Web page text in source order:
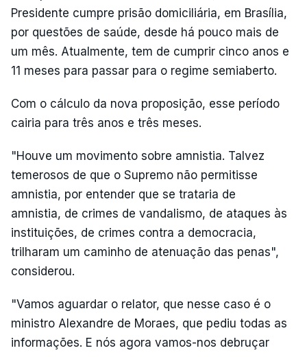
Presidente cumpre prisão domiciliária, em Brasília,
por questões de saúde, desde há pouco mais de
um mês. Atualmente, tem de cumprir cinco anos e
11 meses para passar para o regime semiaberto.
Com o cálculo da nova proposição, esse período
cairia para três anos e três meses.
"Houve um movimento sobre amnistia. Talvez
temerosos de que o Supremo não permitisse
amnistia, por entender que se trataria de
amnistia, de crimes de vandalismo, de ataques às
instituições, de crimes contra a democracia,
trilharam um caminho de atenuação das penas",
considerou.
"Vamos aguardar o relator, que nesse caso é o
ministro Alexandre de Moraes, que pediu todas as
informações. E nós agora vamos-nos debruçar